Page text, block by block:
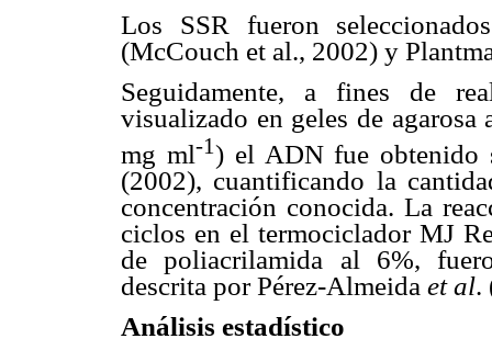
Los SSR fueron
(McCouch et al., 2002) y
Seguidamente, a fines de
visualizado en geles de
mg ml-1) el ADN fue obtenido
(2002), cuantificando la
concentración conocida. La
ciclos en el termociclador MJ
de poliacrilamida al 6%,
descrita por Pérez-Almeida et al.
Análisis estadístico